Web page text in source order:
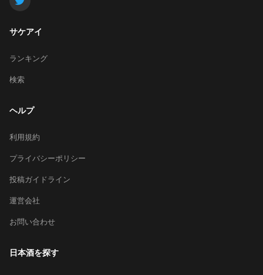
サケアイ
ランキング
検索
ヘルプ
利用規約
プライバシーポリシー
投稿ガイドライン
運営会社
お問い合わせ
日本酒を探す